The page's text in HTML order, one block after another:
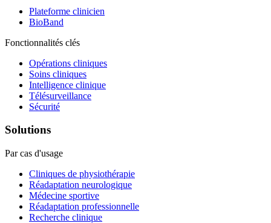
Plateforme clinicien
BioBand
Fonctionnalités clés
Opérations cliniques
Soins cliniques
Intelligence clinique
Télésurveillance
Sécurité
Solutions
Par cas d'usage
Cliniques de physiothérapie
Réadaptation neurologique
Médecine sportive
Réadaptation professionnelle
Recherche clinique